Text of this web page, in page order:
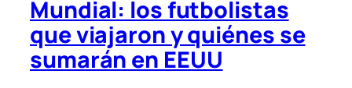
Mundial: los futbolistas
que viajaron y quiénes se
sumarán en EEUU